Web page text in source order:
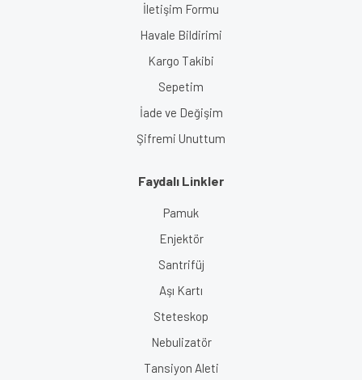
İletişim Formu
Havale Bildirimi
Kargo Takibi
Sepetim
İade ve Değişim
Şifremi Unuttum
Faydalı Linkler
Pamuk
Enjektör
Santrifüj
Aşı Kartı
Steteskop
Nebulizatör
Tansiyon Aleti